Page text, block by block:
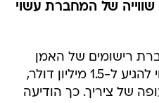
של המחברת עשוי
רישומים של האמן
פבלו פיקאסו, ששווייה עשוי להגיע ל-1.5 מיליון דולר,
של ציריך. כך הודיעה